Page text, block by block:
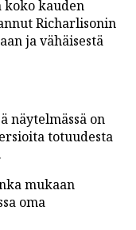
koko kauden
Richarlisonin
ja vähäisestä
näytelmässä on
totuudesta
mukaan
oma